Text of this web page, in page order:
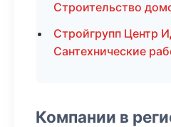
Строительство
Стройгрупп Центр
Сантехнические
Компании в